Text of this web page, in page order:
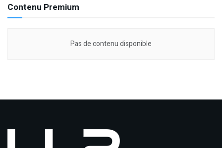
Contenu Premium
Pas de contenu disponible